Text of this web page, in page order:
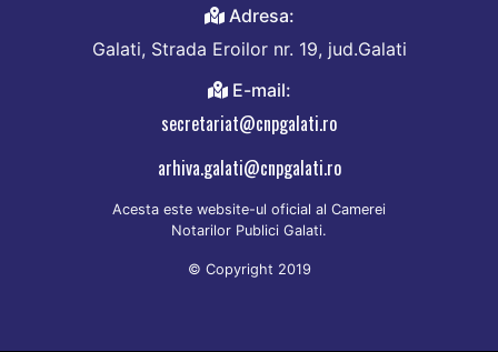
Adresa:
Galati, Strada Eroilor nr. 19, jud.Galati
E-mail:
secretariat@cnpgalati.ro
arhiva.galati@cnpgalati.ro
Acesta este website-ul oficial al Camerei
Notarilor Publici Galati.
© Copyright 2019